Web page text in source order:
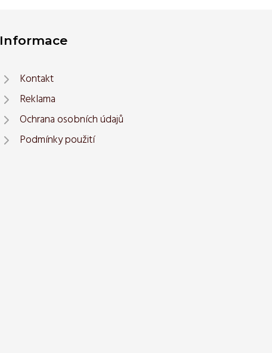
Informace
Kontakt
Reklama
Ochrana osobních údajů
Podmínky použití